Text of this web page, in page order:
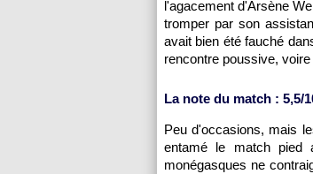
l'agacement d'Arsène
tromper par son
avait bien été fauché
rencontre poussive,
La note du match : 5,5/
Peu d'occasions, mais
entamé le match pied
monégasques ne